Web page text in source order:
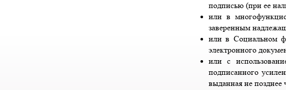
подписью (при ее
или в
заверенным
или в Социальном
электронного
или с
подписанного
выданная не позднее